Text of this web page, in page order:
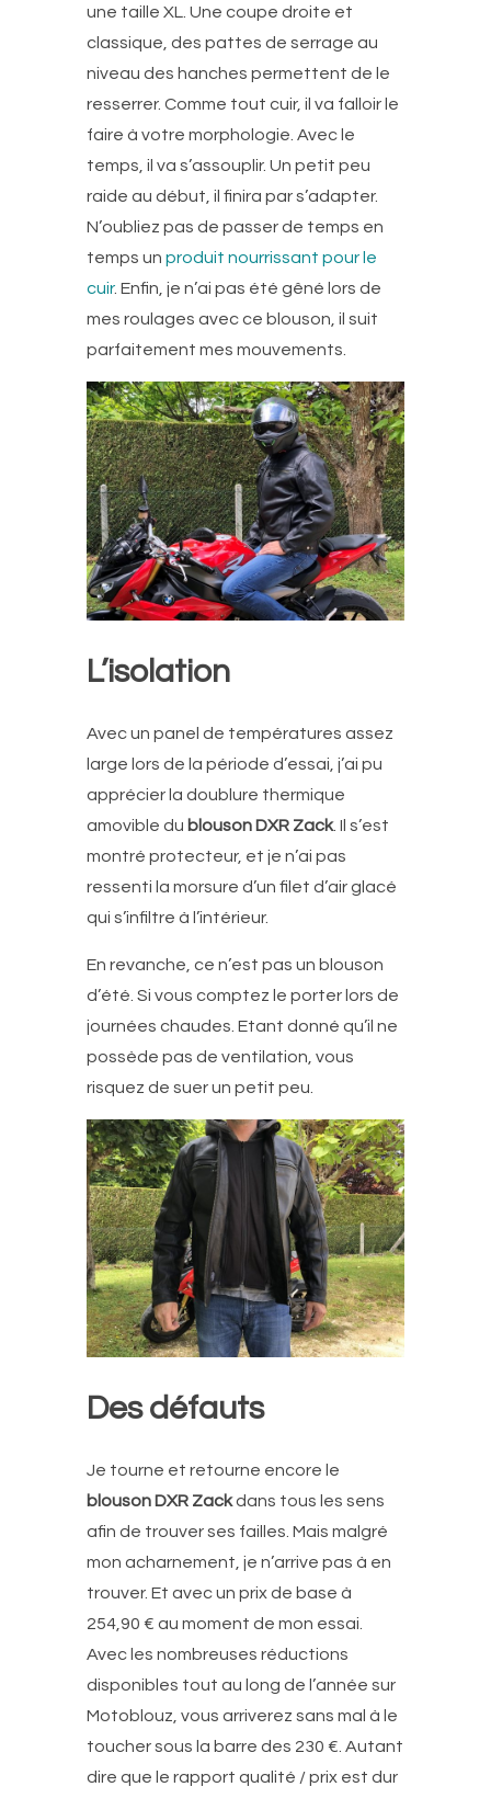
une taille XL. Une coupe droite et
classique, des pattes de serrage au
niveau des hanches permettent de le
resserrer. Comme tout cuir, il va falloir le
faire à votre morphologie. Avec le
temps, il va s’assouplir. Un petit peu
raide au début, il finira par s’adapter.
N’oubliez pas de passer de temps en
temps un produit nourrissant pour le
cuir. Enfin, je n’ai pas été gêné lors de
mes roulages avec ce blouson, il suit
parfaitement mes mouvements.
L’isolation
Avec un panel de températures assez
large lors de la période d’essai, j’ai pu
apprécier la doublure thermique
amovible du blouson DXR Zack. Il s’est
montré protecteur, et je n’ai pas
ressenti la morsure d’un filet d’air glacé
qui s’infiltre à l’intérieur.
En revanche, ce n’est pas un blouson
d’été. Si vous comptez le porter lors de
journées chaudes. Etant donné qu’il ne
possède pas de ventilation, vous
risquez de suer un petit peu.
Des défauts
Je tourne et retourne encore le
blouson DXR Zackdans tous les sens
afin de trouver ses failles. Mais malgré
mon acharnement, je n’arrive pas à en
trouver. Et avec un prix de base à
254,90 € au moment de mon essai.
Avec les nombreuses réductions
disponibles tout au long de l’année sur
Motoblouz, vous arriverez sans mal à le
toucher sous la barre des 230 €. Autant
dire que le rapport qualité / prix est dur